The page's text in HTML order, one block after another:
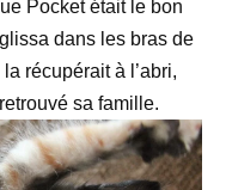
Pocket était le bon
dans les bras de
récupérait à l’abri,
sa famille.